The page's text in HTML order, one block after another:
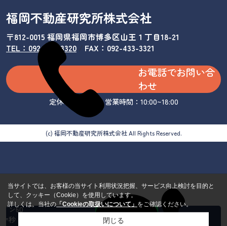
福岡不動産研究所株式会社
〒812-0015 福岡県福岡市博多区山王１丁目18-21
TEL：092-433-3320/ FAX：092-433-3321
お電話でお問い合
わせ
定休日：水曜日 営業時間：10:00~18:00
(c) 福岡不動産研究所株式会社 All Rights Reserved.
カンタ
ン60
秒 来
当サイトでは、お客様の当サイト利用状況把握、サービス向上検討を目的と
して、クッキー（Cookie）を使用しています。
詳しくは、当社の「Cookieの取扱いについて」 をご確認ください。
閉じる